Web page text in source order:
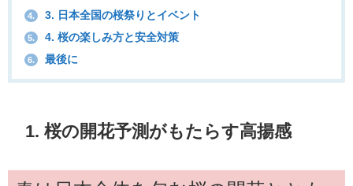
4. 3. 日本全国の桜祭りとイベント
5. 4. 桜の楽しみ方と安全対策
6. 最後に
1. 桜の開花予測がもたらす高揚感